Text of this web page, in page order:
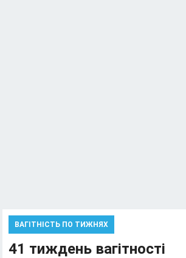
ВАГІТНІСТЬ ПО ТИЖНЯХ
41 тиждень вагітності